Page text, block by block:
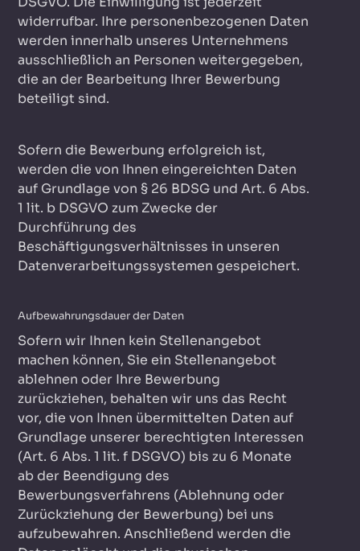
widerrufbar. Ihre personenbezogenen Daten
werden innerhalb unseres Unternehmens
ausschließlich an Personen weitergegeben,
die an der Bearbeitung Ihrer Bewerbung
beteiligt sind.
Sofern die Bewerbung erfolgreich ist,
werden die von Ihnen eingereichten Daten
auf Grundlage von § 26 BDSG und Art. 6 Abs.
1 lit. b DSGVO zum Zwecke der
Durchführung des
Beschäftigungsverhältnisses in unseren
Datenverarbeitungssystemen gespeichert.
Aufbewahrungsdauer der Daten
Sofern wir Ihnen kein Stellenangebot
machen können, Sie ein Stellenangebot
ablehnen oder Ihre Bewerbung
zurückziehen, behalten wir uns das Recht
vor, die von Ihnen übermittelten Daten auf
Grundlage unserer berechtigten Interessen
(Art. 6 Abs. 1 lit. f DSGVO) bis zu 6 Monate
ab der Beendigung des
Bewerbungsverfahrens (Ablehnung oder
Zurückziehung der Bewerbung) bei uns
aufzubewahren. Anschließend werden die